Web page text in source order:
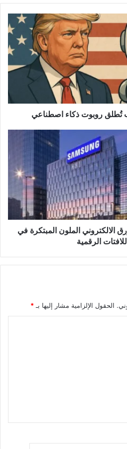
الالكتروني الملون المبتكرة في
الرقمية
الحقول الإلزامية مشار إليها بـ*